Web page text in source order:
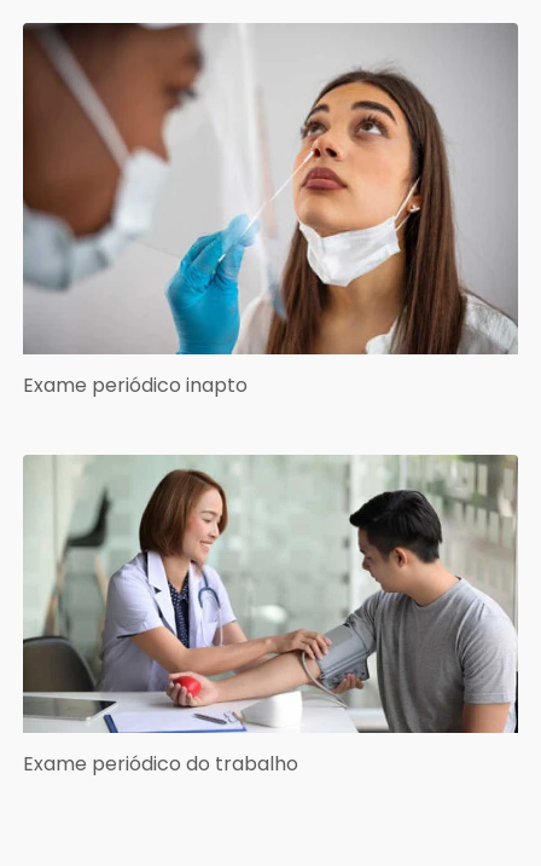
Exame periódico inapto
Exame periódico do trabalho